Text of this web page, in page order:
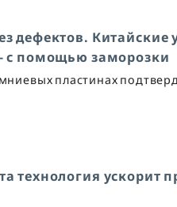
дефектов.
с помощью заморозки
пластинах
технология ускорит